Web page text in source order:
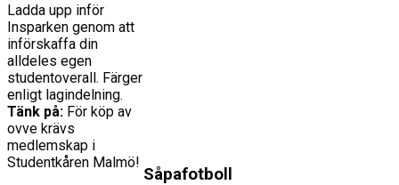
Ladda upp inför
Insparken genom att
införskaffa din
alldeles egen
studentoverall. Färger
enligt lagindelning.
Tänk på: För köp av
ovve krävs
medlemskap i
Studentkåren Malmö!
Såpafotboll